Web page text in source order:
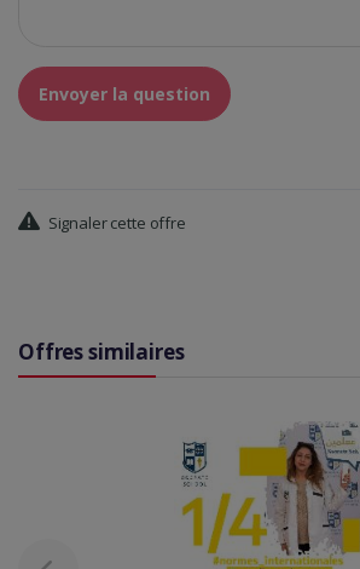
Envoyer la question
Signaler cette offre
Offres similaires